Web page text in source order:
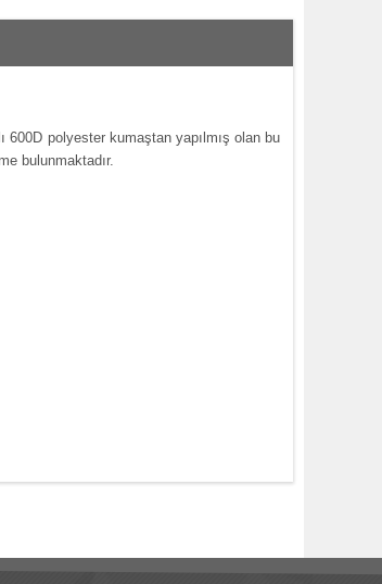
600D polyester kumaştan yapılmış olan bu
bulunmaktadır.